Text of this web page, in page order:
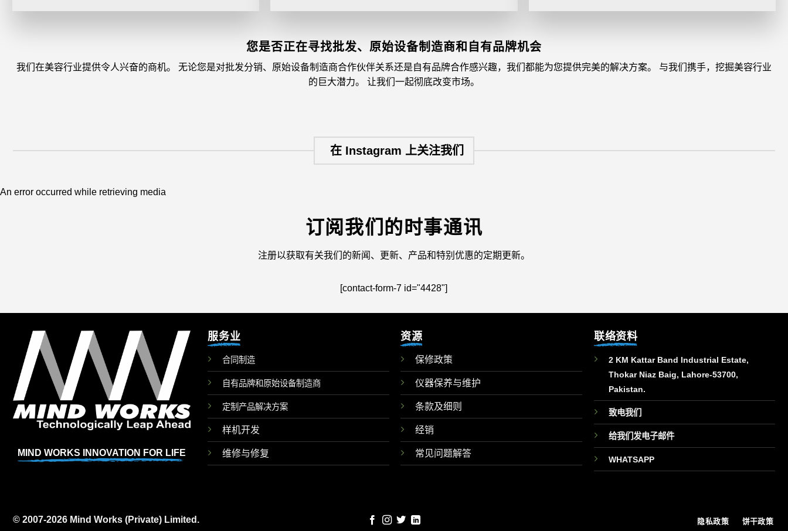
您是否正在寻找批发、原始设备制造商和自有品牌机会
我们在美容行业提供令人兴奋的商机。 无论您是对批发分销、原始设备制造商合作伙伴关系还是自有品牌合作感兴趣，我们都能为您提供完美的解决方案。 与我们携手，挖掘美容行业
的巨大潜力。 让我们一起彻底改变市场。
在 Instagram 上关注我们
An error occurred while retrieving media
订阅我们的时事通讯
注册以获取有关我们的新闻、更新、产品和特别优惠的定期更新。
[contact-form-7 id="4428"]
MIND WORKS INNOVATION FOR LIFE
服务业
合同制造
自有品牌和原始设备制造商
定制产品解决方案
样机开发
维修与修复
资源
保修政策
仪器保养与维护
条款及细则
经销
常见问题解答
联络资料
2 KM Kattar Band Industrial Estate,
Thokar Niaz Baig, Lahore-53700,
Pakistan.
致电我们
给我们发电子邮件
WHATSAPP
© 2007-2026 Mind Works (Private) Limited. 隐私政策 饼干政策